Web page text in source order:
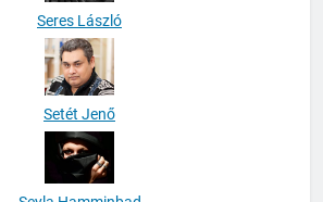
Seres László
Setét Jenő